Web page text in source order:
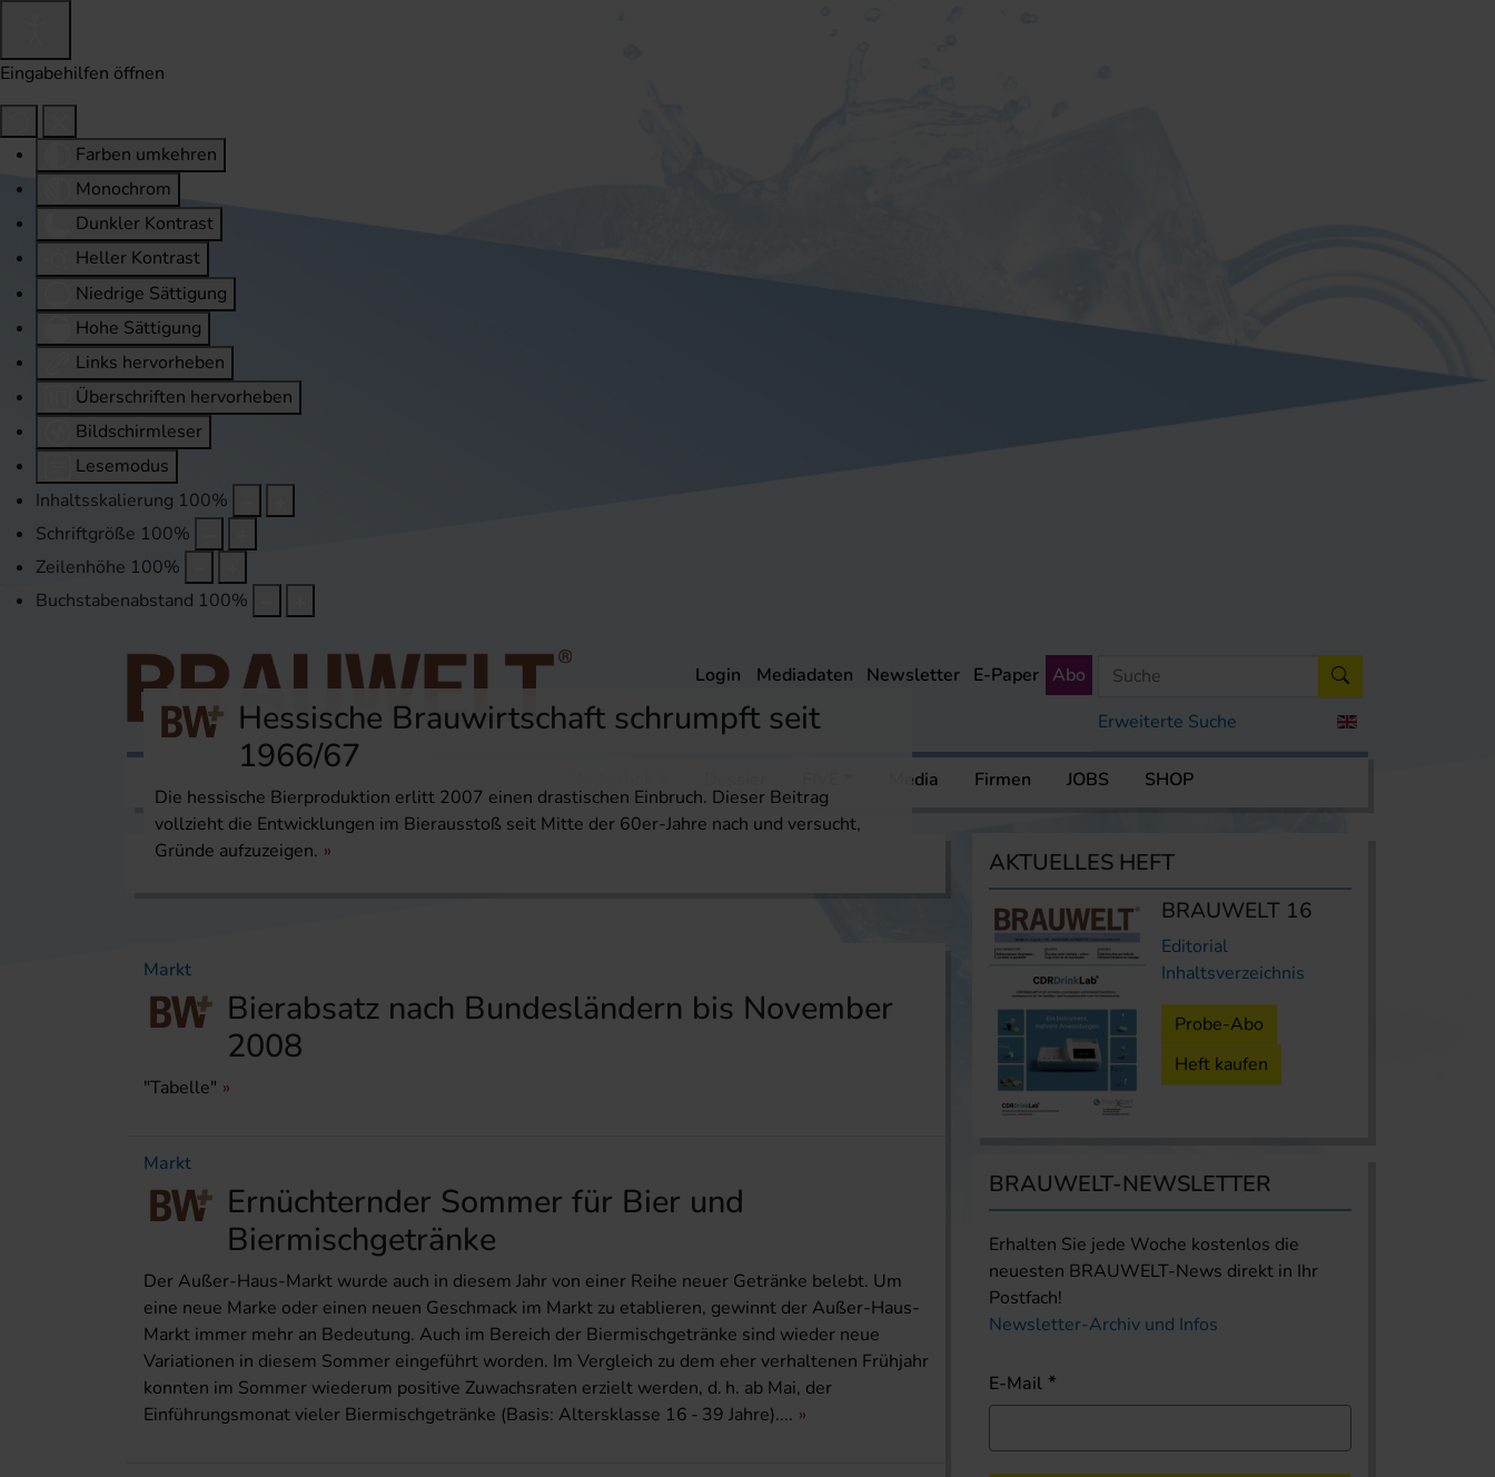
Eingabehilfen öffnen
Farben umkehren
Monochrom
Dunkler Kontrast
Heller Kontrast
Niedrige Sättigung
Hohe Sättigung
Links hervorheben
Überschriften hervorheben
Bildschirmleser
Lesemodus
Inhaltsskalierung 100%
Schriftgröße 100%
Zeilenhöhe 100%
Buchstabenabstand 100%
Erweiterte Suche
Login Mediadaten Newsletter E-Paper Abo
Media Firmen JOBS SHOP
Startseite Themen Markt
Hessische Brauwirtschaft schrumpft seit
1966/67
Die hessische Bierproduktion erlitt 2007 einen drastischen Einbruch. Dieser Beitrag
vollzieht die Entwicklungen im Bierausstoß seit Mitte der 60er-Jahre nach und versucht,
Gründe aufzuzeigen.
Markt
Bierabsatz nach Bundesländern bis November
2008
"Tabelle"
Markt
Ernüchternder Sommer für Bier und
Biermischgetränke
Der Außer-Haus-Markt wurde auch in diesem Jahr von einer Reihe neuer Getränke belebt. Um
eine neue Marke oder einen neuen Geschmack im Markt zu etablieren, gewinnt der Außer-Haus-
Markt immer mehr an Bedeutung. Auch im Bereich der Biermischgetränke sind wieder neue
Variationen in diesem Sommer eingeführt worden. Im Vergleich zu dem eher verhaltenen Frühjahr
konnten im Sommer wiederum positive Zuwachsraten erzielt werden, d. h. ab Mai, der
Einführungsmonat vieler Biermischgetränke (Basis: Altersklasse 16 - 39 Jahre)....
AKTUELLES HEFT
BRAUWELT 16
Editorial
Inhaltsverzeichnis
Probe-Abo
Heft kaufen
BRAUWELT-NEWSLETTER
Erhalten Sie jede Woche kostenlos die
neuesten BRAUWELT-News direkt in Ihr
Postfach!
Newsletter-Archiv und Infos
E-Mail